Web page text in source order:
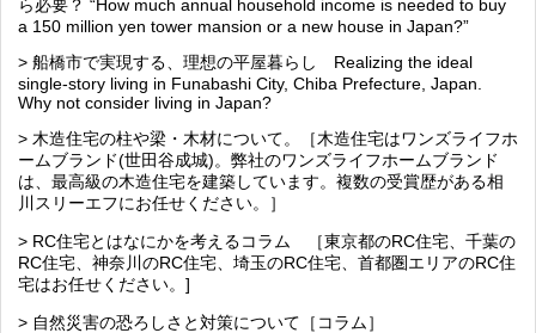
ら必要？ “How much annual household income is needed to buy
a 150 million yen tower mansion or a new house in Japan?”
> 船橋市で実現する、理想の平屋暮らし Realizing the ideal
single-story living in Funabashi City, Chiba Prefecture, Japan.
Why not consider living in Japan?
> 木造住宅の柱や梁・木材について。［木造住宅はワンズライフホ
ームブランド(世田谷成城)。弊社のワンズライフホームブランド
は、最高級の木造住宅を建築しています。複数の受賞歴がある相
川スリーエフにお任せください。］
> RC住宅とはなにかを考えるコラム ［東京都のRC住宅、千葉の
RC住宅、神奈川のRC住宅、埼玉のRC住宅、首都圏エリアのRC住
宅はお任せください。]
> 自然災害の恐ろしさと対策について［コラム］